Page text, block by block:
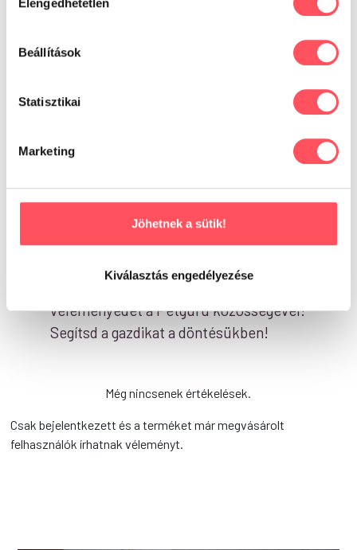
kiválasztása
Beállítások
Statisztikai
Marketing
Jöhetnek a sütik!
Kiválasztás engedélyezése
Oszd meg tapasztalataidat,
véleményedet a Petguru közösségével!
Segítsd a gazdikat a döntésükben!
Még nincsenek értékelések.
Csak bejelentkezett és a terméket már megvásárolt
felhasználók írhatnak véleményt.